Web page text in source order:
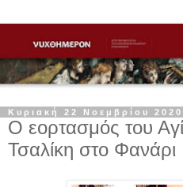
Κυριακή 22 Νοεμβρίου 2020
Ο εορτασμός του
Τσαλίκη στο Φανάρι